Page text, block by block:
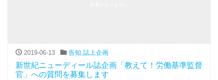
2019-06-13 告知 誌上企画
新世紀ニューディール誌企画「教えて！労働基準監督
官」への質問を募集します